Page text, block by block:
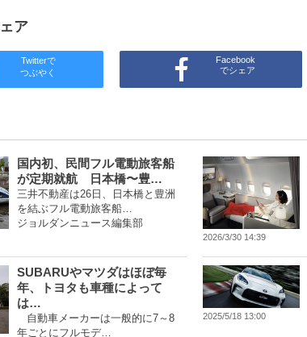
ア
Twitterで
つぶやく
Facebook
でシェア
国内初、民間フル電動旅客船
が定期就航 日本橋〜豊…
三井不動産は26日、日本橋と豊洲
を結ぶフル電動旅客船…
ジョルダンニュース編集部
2026/3/30 14:39
SUBARUやマツダはほぼ毎
年、トヨタも車種によって
は…
自動車メーカーは一般的に7～8
年ごとにフルモデ…
2025/5/18 13:00